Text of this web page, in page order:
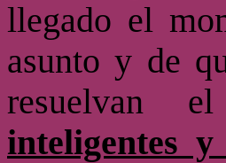
llegado el
asunto y de
resuelvan
inteligentes y